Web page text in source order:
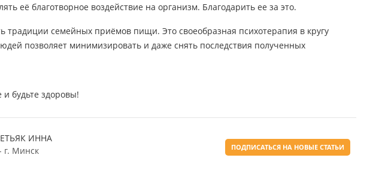
её благотворное воздействие на организм. Благодарить ее за это.
традиции семейных приёмов пищи. Это своеобразная психотерапия в кругу
позволяет минимизировать и даже снять последствия полученных
и будьте здоровы!
ИННА
г. Минск
ПОДПИСАТЬСЯ НА НОВЫЕ СТАТЬИ